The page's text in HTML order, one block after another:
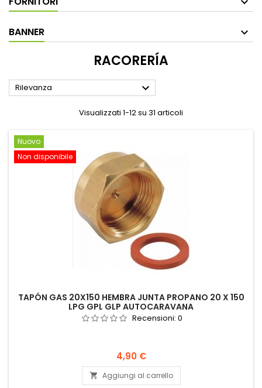
BANNER
RACORERÍA
Rilevanza 
Visualizzati 1-12 su 31 articoli
Nuovo
Non disponibile
TAPÓN GAS 20X150 HEMBRA JUNTA PROPANO 20 X 150
LPG GPL GLP AUTOCARAVANA
Recensioni: 0
Prezzo
4,90 €
 Aggiungi al carrello